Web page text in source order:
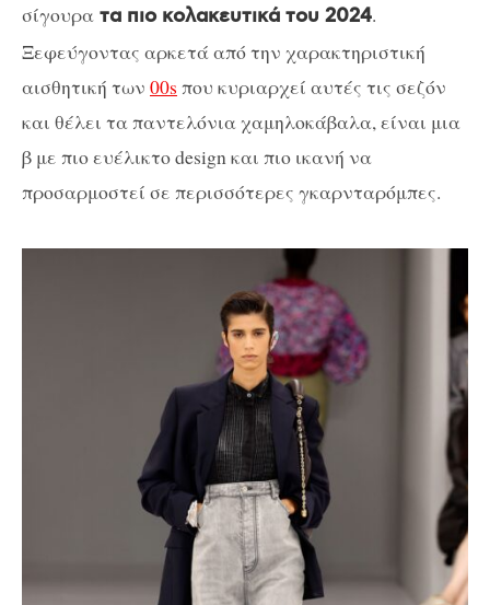
σίγουρα τα πιο κολακευτικά του 2024.
Ξεφεύγοντας αρκετά από την χαρακτηριστική
αισθητική των 00s που κυριαρχεί αυτές τις σεζόν
και θέλει τα παντελόνια χαμηλοκάβαλα, είναι μια
β με πιο ευέλικτο design και πιο ικανή να
προσαρμοστεί σε περισσότερες γκαρνταρόμπες.